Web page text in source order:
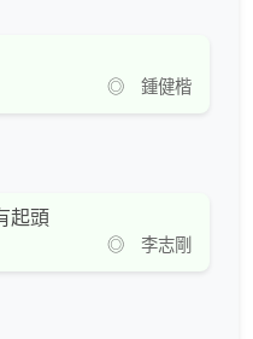
◎ 鍾健楷
起頭
◎ 李志剛